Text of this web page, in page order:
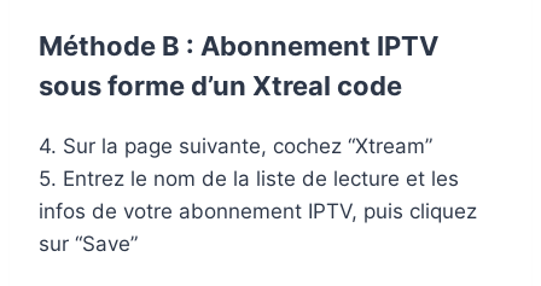
Méthode B : Abonnement IPTV
sous forme d’un Xtreal code
4. Sur la page suivante, cochez “Xtream”
5. Entrez le nom de la liste de lecture et les
infos de votre abonnement IPTV, puis cliquez
sur “Save”